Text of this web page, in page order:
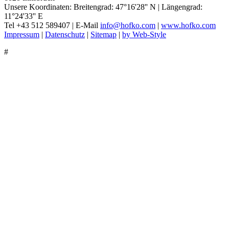
Unsere Koordinaten: Breitengrad: 47°16'28'' N | Längengrad:
11°24'33'' E
Tel +43 512 589407 | E-Mail info@hofko.com | www.hofko.com
Impressum | Datenschutz | Sitemap | by Web-Style
#